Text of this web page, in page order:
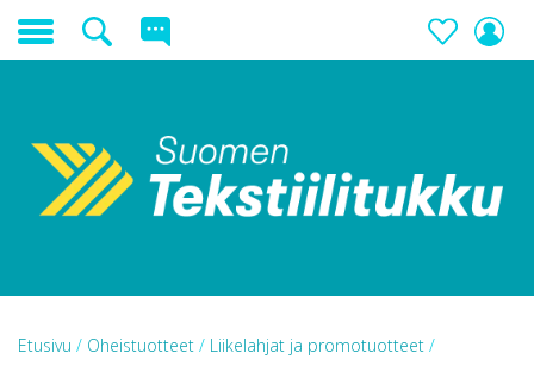
Etusivu / Oheistuotteet / Liikelahjat ja promotuotteet /